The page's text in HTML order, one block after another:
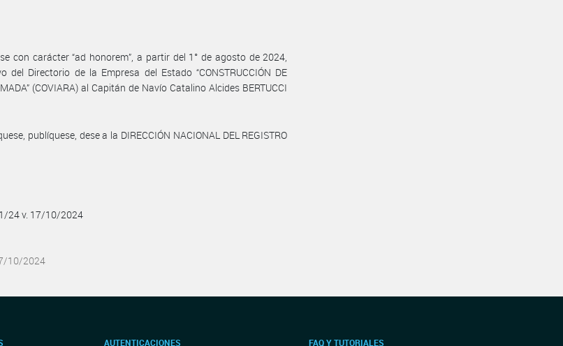
con carácter “ad honorem”, a partir del 1° de agosto de 2024,
del Directorio de la Empresa del Estado “CONSTRUCCIÓN DE
(COVIARA) al Capitán de Navío Catalino Alcides BERTUCCI
publíquese, dese a la DIRECCIÓN NACIONAL DEL REGISTRO
24 v. 17/10/2024
10/2024
AUTENTICACIONES FAQ Y TUTORIALES